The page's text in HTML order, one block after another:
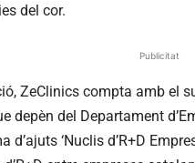
del cor.
Publicitat
ZeClinics compta amb el
depèn del Departament
d’ajuts ‘Nuclis d’R+D